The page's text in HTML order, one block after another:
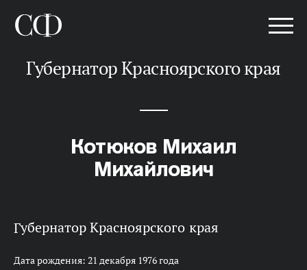
Губернатор Красноярского края
Котюков Михаил
Михайлович
Губернатор Красноярского края
Дата рождения: 21 декабря 1976 года